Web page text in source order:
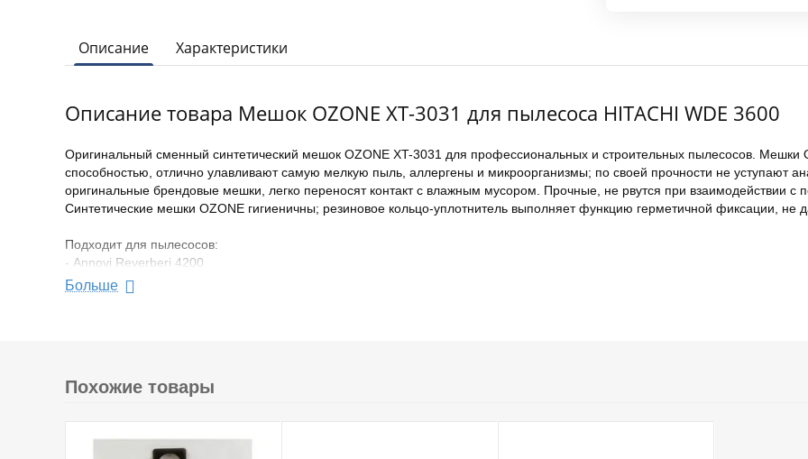
Описание Характеристики
Описание товара Мешок OZONE XT-3031 для пылесоса HITACHI WDE 3600
Оригинальный сменный синтетический мешок OZONE XT-3031 для профессиональных и строительных пылесосов. Мешки
способностью, отлично улавливают самую мелкую пыль, аллергены и микроорганизмы; по своей прочности не уступают
оригинальные брендовые мешки, легко переносят контакт с влажным мусором. Прочные, не рвутся при взаимодействии
Синтетические мешки OZONE гигиеничны; резиновое кольцо-уплотнитель выполняет функцию герметичной фиксации, не
Подходит для пылесосов:
- Annovi Reverberi 4200
- 4700S; 3400
- SW 30S
- Kress NTS 1100
Больше
Похожие товары